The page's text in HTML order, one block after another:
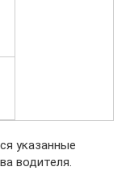
указанные
водителя.